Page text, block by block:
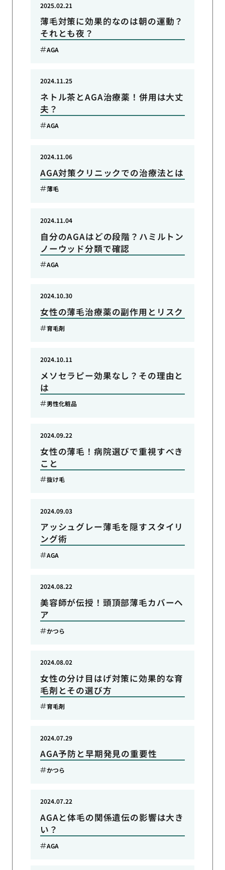
薄毛対策に効果的なのは朝の運動？
それとも夜？
2025.02.21
AGA
ネトル茶とAGA治療薬！併用は大丈
夫？
2024.11.25
AGA
AGA対策クリニックでの治療法とは
2024.11.06
薄毛
自分のAGAはどの段階？ハミルトン
ノーウッド分類で確認
2024.11.04
AGA
女性の薄毛治療薬の副作用とリスク
2024.10.30
育毛剤
メソセラピー効果なし？その理由と
は
2024.10.11
男性化粧品
女性の薄毛！病院選びで重視すべき
こと
2024.09.22
抜け毛
アッシュグレー薄毛を隠すスタイリ
ング術
2024.09.03
AGA
美容師が伝授！頭頂部薄毛カバーヘ
ア
2024.08.22
かつら
女性の分け目はげ対策に効果的な育
毛剤とその選び方
2024.08.02
育毛剤
AGA予防と早期発見の重要性
2024.07.29
かつら
AGAと体毛の関係遺伝の影響は大き
い？
2024.07.22
AGA